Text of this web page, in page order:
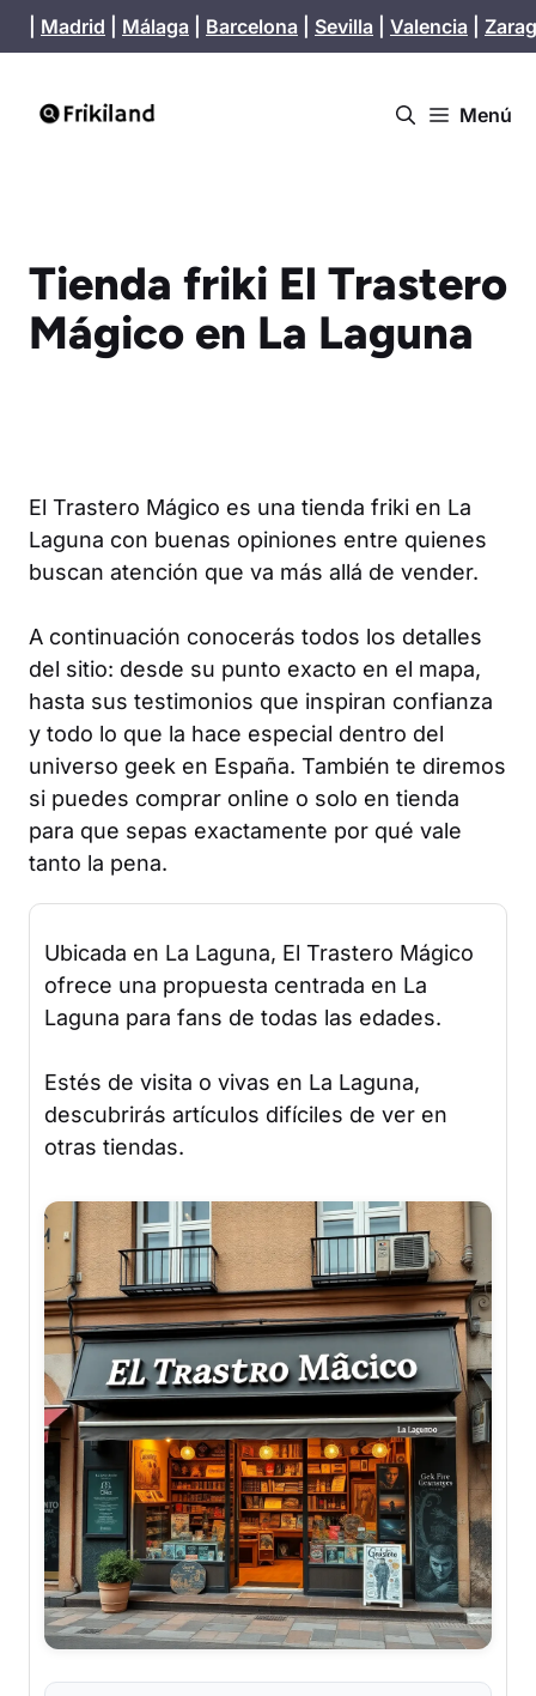
Saltar
al
Madrid Málaga Barcelona Sevilla Valencia
Menú
Tienda friki El Trastero
Mágico en La Laguna
El Trastero Mágico es una tienda friki en La
Laguna con buenas opiniones entre quienes
buscan atención que va más allá de vender.
A continuación conocerás todos los detalles
del sitio: desde su punto exacto en el mapa,
hasta sus testimonios que inspiran confianza
y todo lo que la hace especial dentro del
universo geek en España. También te diremos
si puedes comprar online o solo en tienda
para que sepas exactamente por qué vale
tanto la pena.
Ubicada en La Laguna, El Trastero Mágico
ofrece una propuesta centrada en La
Laguna para fans de todas las edades.
Estés de visita o vivas en La Laguna,
descubrirás artículos difíciles de ver en
otras tiendas.